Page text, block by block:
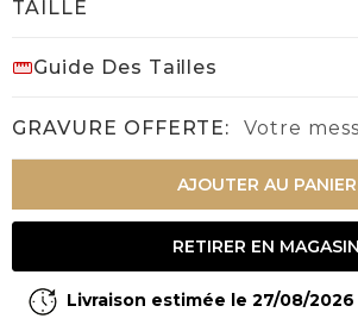
TAILLE
Guide Des Tailles
GRAVURE OFFERTE: Votre
AJOUTER AU PANIER
RETIRER EN MAGASIN
Livraison estimée le 27/08/2026